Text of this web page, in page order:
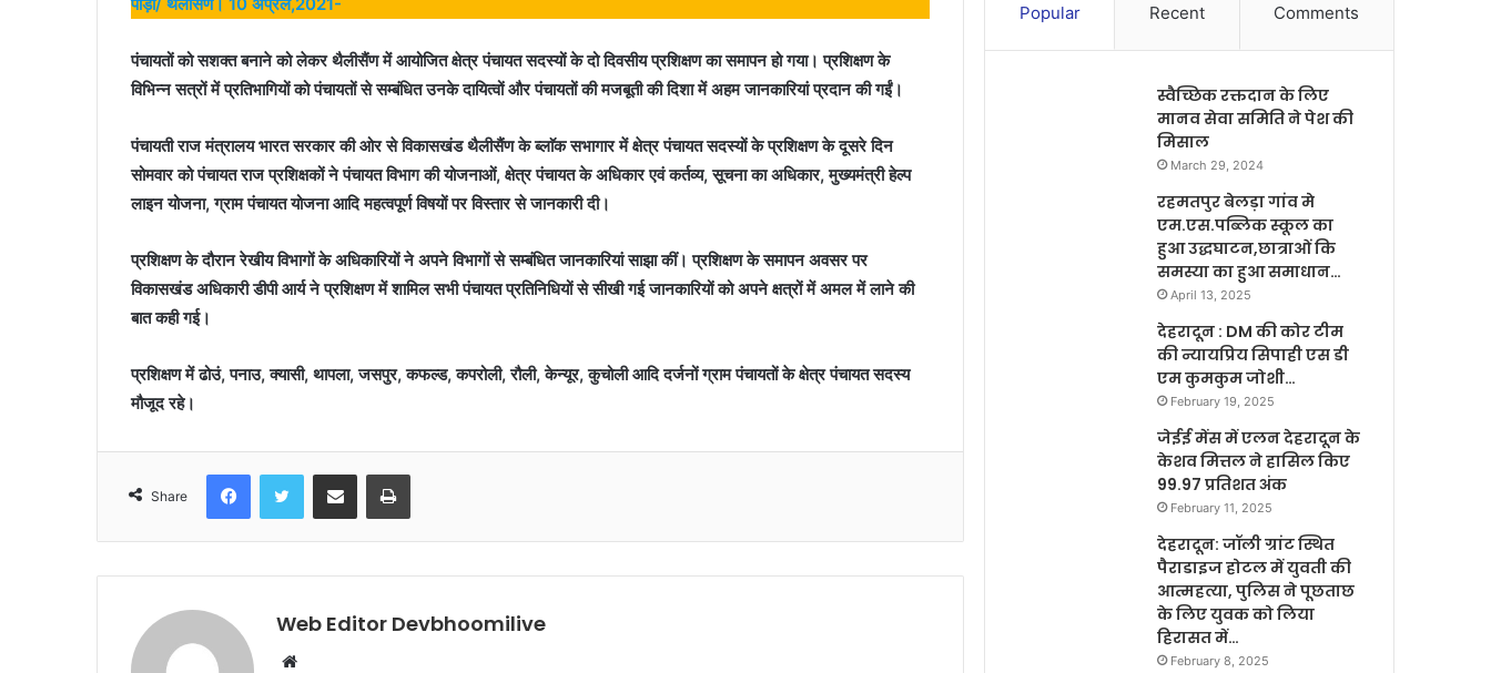
पंचायतों को सशक्त बनाने को लेकर थैलीसैंण में आयोजित क्षेत्र पंचायत सदस्यों के दो दिवसीय प्रशिक्षण का समापन हो गया। प्रशिक्षण के
विभिन्न सत्रों में प्रतिभागियों को पंचायतों से सम्बंधित उनके दायित्वों और पंचायतों की मजबूती की दिशा में अहम जानकारियां प्रदान की गईं।
पंचायती राज मंत्रालय भारत सरकार की ओर से विकासखंड थैलीसैंण के ब्लाॅक सभागार में क्षेत्र पंचायत सदस्यों के प्रशिक्षण के दूसरे दिन
सोमवार को पंचायत राज प्रशिक्षकों ने पंचायत विभाग की योजनाओं, क्षेत्र पंचायत के अधिकार एवं कर्तव्य, सूचना का अधिकार, मुख्यमंत्री हेल्प
लाइन योजना, ग्राम पंचायत योजना आदि महत्वपूर्ण विषयों पर विस्तार से जानकारी दी।
प्रशिक्षण के दौरान रेखीय विभागों के अधिकारियों ने अपने विभागों से सम्बंधित जानकारियां साझा कीं। प्रशिक्षण के समापन अवसर पर
विकासखंड अधिकारी डीपी आर्य ने प्रशिक्षण में शामिल सभी पंचायत प्रतिनिधियों से सीखी गई जानकारियों को अपने क्षत्रों में अमल में लाने की
बात कही गई।
प्रशिक्षण में ढोउं, पनाउ, क्यासी, थापला, जसपुर, कफल्ड, कपरोली, रौली, केन्यूर, कुचोली आदि दर्जनों ग्राम पंचायतों के क्षेत्र पंचायत सदस्य
मौजूद रहे।
Share
FacebookTwitter Share via Email Print
Web Editor Devbhoomilive
Website
Popular Recent Comments
स्वैच्छिक रक्तदान के लिए
मानव सेवा समिति ने पेश की
मिसाल
March 29, 2024
रहमतपुर बेलड़ा गांव मे
एम.एस.पब्लिक स्कूल का
हुआ उद्धघाटन,छात्राओं कि
समस्या का हुआ समाधान…
April 13, 2025
देहरादून : DM की कोर टीम
की न्यायप्रिय सिपाही एस डी
एम कुमकुम जोशी…
February 19, 2025
जेईई मेंस में एलन देहरादून के
केशव मित्तल ने हासिल किए
99.97 प्रतिशत अंक
February 11, 2025
देहरादून: जॉली ग्रांट स्थित
पैराडाइज होटल में युवती की
आत्महत्या, पुलिस ने पूछताछ
के लिए युवक को लिया
हिरासत में…
February 8, 2025